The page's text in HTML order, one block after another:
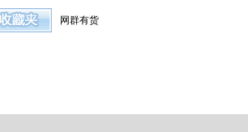
网群有货